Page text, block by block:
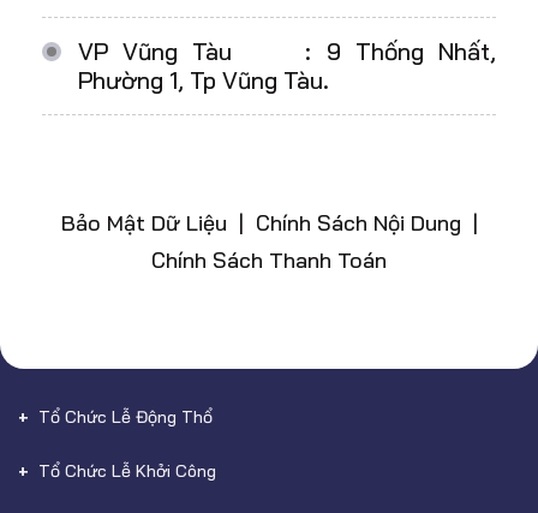
VP Vũng Tàu : 9 Thống Nhất,
Phường 1, Tp Vũng Tàu.
Bảo Mật Dữ Liệu | Chính Sách Nội Dung |
Chính Sách Thanh Toán
Tổ Chức Lễ Động Thổ
Tổ Chức Lễ Khởi Công